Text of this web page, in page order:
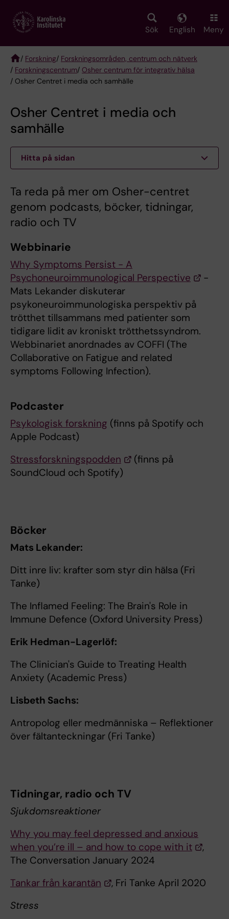
main
Sök English Meny
Breadcrumb
/ Forskning/ Forskningsområden, centrum och nätverk
/ Forskningscentrum/ Osher centrum för integrativ hälsa
/ Osher Centret i media och samhälle
Osher Centret i media och
samhälle
Hitta på sidan
Ta reda på mer om Osher-centret
genom podcasts, böcker, tidningar,
radio och TV
Webbinarie
Why Symptoms Persist - A
Psychoneuroimmunological Perspective
-
Mats Lekander diskuterar
psykoneuroimmunologiska perspektiv på
trötthet tillsammans med patienter som
tidigare lidit av kroniskt trötthetssyndrom.
Webbinariet anordnades av COFFI (The
Collaborative on Fatigue and related
symptoms Following Infection).
Podcaster
Psykologisk forskning (finns på Spotify och
Apple Podcast)
Stressforskningspodden
(finns på
SoundCloud och Spotify)
Böcker
Mats Lekander:
Ditt inre liv: krafter som styr din hälsa (Fri
Tanke)
The Inflamed Feeling: The Brain's Role in
Immune Defence (Oxford University Press)
Erik Hedman-Lagerlöf:
The Clinician's Guide to Treating Health
Anxiety (Academic Press)
Lisbeth Sachs:
Antropolog eller medmänniska – Reflektioner
över fältanteckningar (Fri Tanke)
Tidningar, radio och TV
Sjukdomsreaktioner
Why you may feel depressed and anxious
when you’re ill – and how to cope with it
,
The Conversation January 2024
Tankar från karantän
, Fri Tanke April 2020
Stress